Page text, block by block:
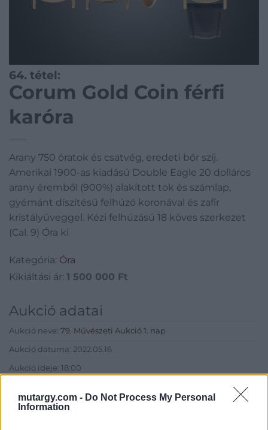
mutargy.com - Do Not Process My Personal
Information
64. tétel:
Corum Gold Coin férfi
karóra
Arany 750 óratok és csatvég, eredeti bőr szíj.
Amerikai 1900-as kiadású Double Eagle 20 dolláros
arany éremből (900%) alakított tok és számlap,
gyémánt díszítésű felhúzó koronával és zafír
kristályüveggel. Kézi felhúzású 18 köves szerkezet
(Cal. 9) Óra ki
Kategória: Óra
Kikiáltási ár: 1 500 000 Ft
Aukció adatai
Aukció neve: 79. Művészeti Aukció 1. nap
Aukció dátuma: 2022.05.16
Aukció ideje: 18:00
Tételszám: 64